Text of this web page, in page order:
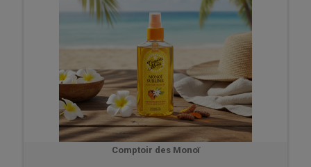
Comptoir des Monoï